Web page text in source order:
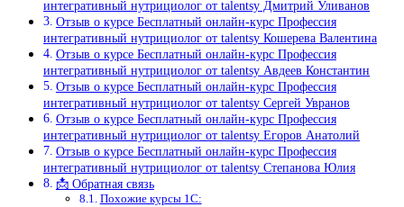
интегративный нутрициолог от talentsy Дмитрий Уливанов
Отзыв о курсе Бесплатный онлайн-курс Профессия
интегративный нутрициолог от talentsy Кошерева Валентина
Отзыв о курсе Бесплатный онлайн-курс Профессия
интегративный нутрициолог от talentsy Авдеев Константин
Отзыв о курсе Бесплатный онлайн-курс Профессия
интегративный нутрициолог от talentsy Сергей Увранов
Отзыв о курсе Бесплатный онлайн-курс Профессия
интегративный нутрициолог от talentsy Егоров Анатолий
Отзыв о курсе Бесплатный онлайн-курс Профессия
интегративный нутрициолог от talentsy Степанова Юлия
📩 Обратная связь
Похожие курсы 1С: